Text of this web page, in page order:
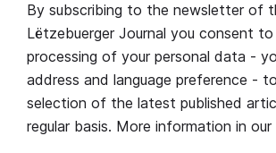
By subscribing to the newsletter of
Lëtzebuerger Journal you consent
processing of your personal data -
address and language preference -
selection of the latest published
regular basis. More information in our